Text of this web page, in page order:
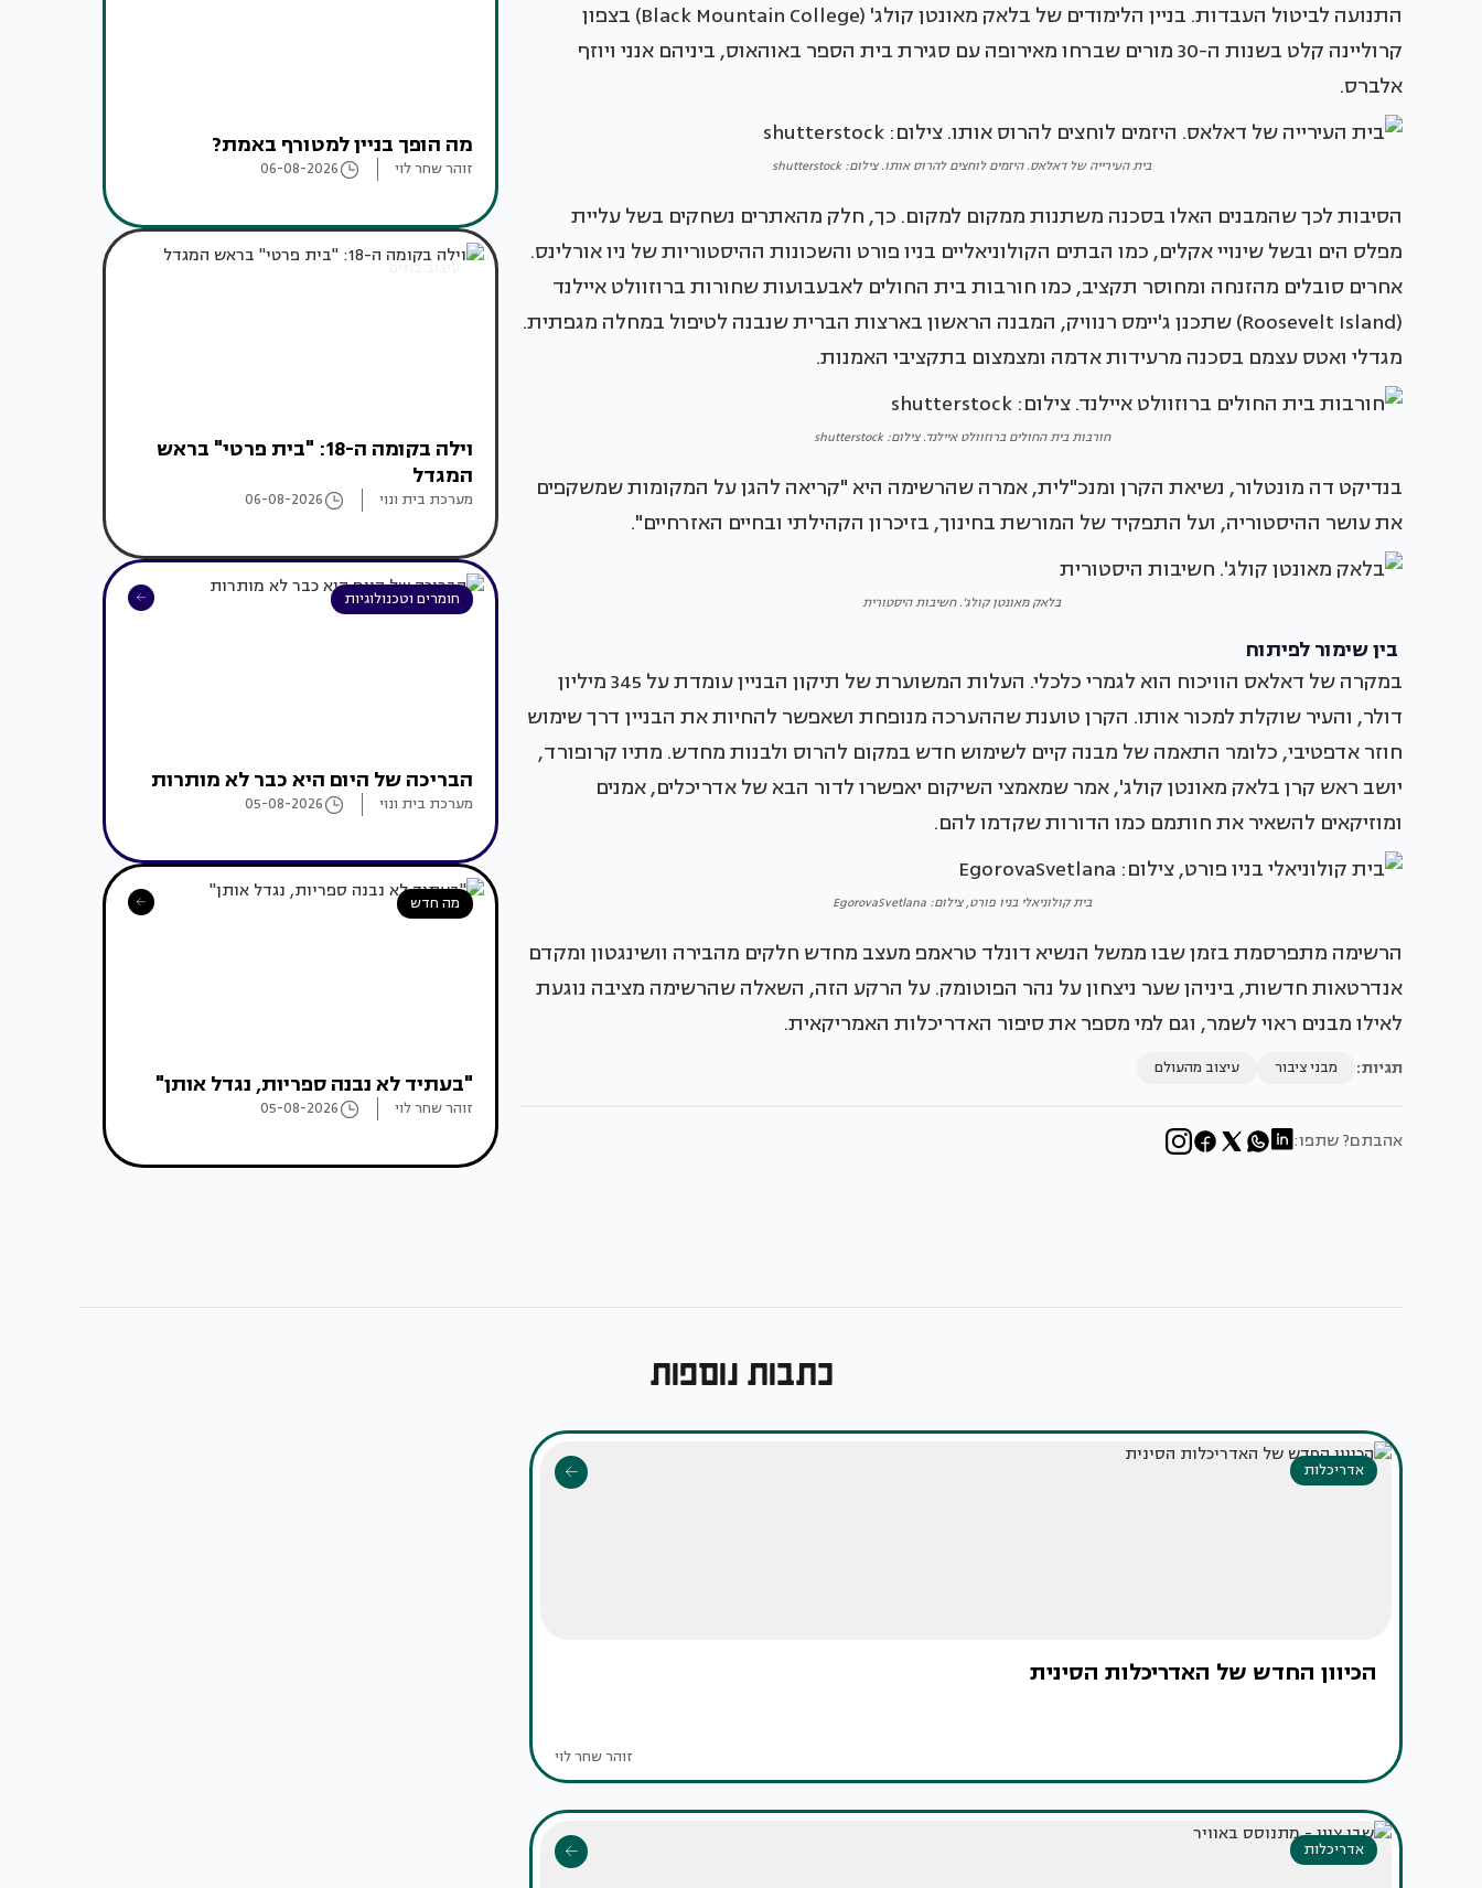
התנועה לביטול העבדות. בניין הלימודים של בלאק מאונטן קולג' (Black Mountain College) בצפון
קרוליינה קלט בשנות ה-30 מורים שברחו מאירופה עם סגירת בית הספר באוהאוס, ביניהם אנני ויוזף
אלברס.
בית העירייה של דאלאס. היזמים לוחצים להרוס אותו. צילום: shutterstock
הסיבות לכך שהמבנים האלו בסכנה משתנות ממקום למקום. כך, חלק מהאתרים נשחקים בשל עליית
מפלס הים ובשל שינויי אקלים, כמו הבתים הקולוניאליים בניו פורט והשכונות ההיסטוריות של ניו אורלינס.
אחרים סובלים מהזנחה ומחוסר תקציב, כמו חורבות בית החולים לאבעבועות שחורות ברוזוולט איילנד
(Roosevelt Island) שתכנן ג'יימס רנוויק, המבנה הראשון בארצות הברית שנבנה לטיפול במחלה מגפתית.
מגדלי ואטס עצמם בסכנה מרעידות אדמה ומצמצום בתקציבי האמנות.
חורבות בית החולים ברוזוולט איילנד. צילום: shutterstock
בנדיקט דה מונטלור, נשיאת הקרן ומנכ"לית, אמרה שהרשימה היא "קריאה להגן על המקומות שמשקפים
את עושר ההיסטוריה, ועל התפקיד של המורשת בחינוך, בזיכרון הקהילתי ובחיים האזרחיים".
בלאק מאונטן קולג'. חשיבות היסטורית
בין שימור לפיתוח
במקרה של דאלאס הוויכוח הוא לגמרי כלכלי. העלות המשוערת של תיקון הבניין עומדת על 345 מיליון
דולר, והעיר שוקלת למכור אותו. הקרן טוענת שההערכה מנופחת ושאפשר להחיות את הבניין דרך שימוש
חוזר אדפטיבי, כלומר התאמה של מבנה קיים לשימוש חדש במקום להרוס ולבנות מחדש. מתיו קרופורד,
יושב ראש קרן בלאק מאונטן קולג', אמר שמאמצי השיקום יאפשרו לדור הבא של אדריכלים, אמנים
ומוזיקאים להשאיר את חותמם כמו הדורות שקדמו להם.
בית קולוניאלי בניו פורט, צילום: EgorovaSvetlana
הרשימה מתפרסמת בזמן שבו ממשל הנשיא דונלד טראמפ מעצב מחדש חלקים מהבירה וושינגטון ומקדם
אנדרטאות חדשות, ביניהן שער ניצחון על נהר הפוטומק. על הרקע הזה, השאלה שהרשימה מציבה נוגעת
לאילו מבנים ראוי לשמר, וגם למי מספר את סיפור האדריכלות האמריקאית.
תגיות: מבני ציבור עיצוב מהעולם
אהבתם? שתפו:
מה הופך בניין למטורף באמת?
זוהר שחר לוי 06-08-2026
עיצוב בתים
וילה בקומה ה-18: "בית פרטי" בראש
המגדל
מערכת בית ונוי 06-08-2026
חומרים וטכנולוגיות
הבריכה של היום היא כבר לא מותרות
מערכת בית ונוי 05-08-2026
מה חדש
"בעתיד לא נבנה ספריות, נגדל אותן"
זוהר שחר לוי 05-08-2026
כתבות נוספות
אדריכלות
הכיוון החדש של האדריכלות הסינית
זוהר שחר לוי
אדריכלות